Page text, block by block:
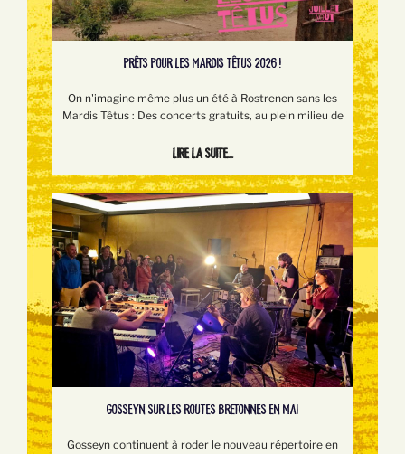
PRÊTS POUR LES MARDIS TÊTUS 2026 !
On n'imagine même plus un été à Rostrenen sans les
Mardis Têtus : Des concerts gratuits, au plein milieu de
Lire la suite...
GOSSEYN SUR LES ROUTES BRETONNES EN MAI
Gosseyn continuent à roder le nouveau répertoire en